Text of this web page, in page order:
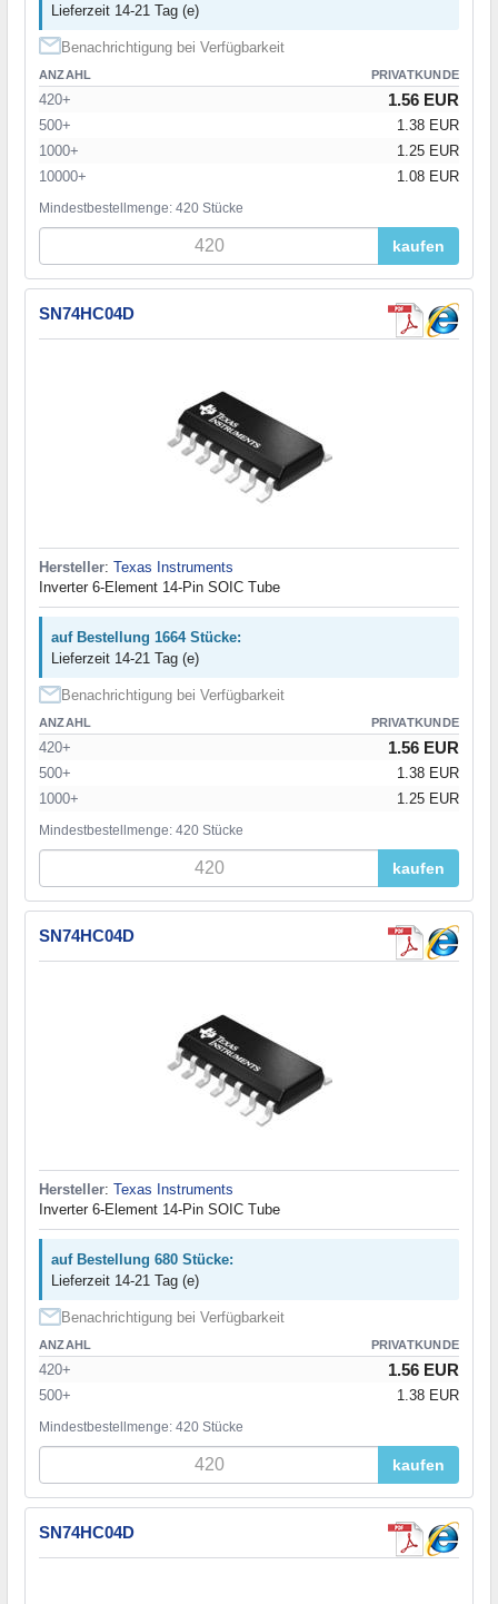
Lieferzeit 14-21 Tag (e)
Benachrichtigung bei Verfügbarkeit
ANZAHL PRIVATKUNDE
420+ 1.56 EUR
500+
1.38 EUR
1000+
1.25 EUR
10000+
1.08 EUR
Mindestbestellmenge: 420 Stücke
kaufen
SN74HC04D
Hersteller: Texas Instruments
Inverter 6-Element 14-Pin SOIC Tube
auf Bestellung 1664 Stücke:
Lieferzeit 14-21 Tag (e)
Benachrichtigung bei Verfügbarkeit
ANZAHL PRIVATKUNDE
420+ 1.56 EUR
500+
1.38 EUR
1000+
1.25 EUR
Mindestbestellmenge: 420 Stücke
kaufen
SN74HC04D
Hersteller: Texas Instruments
Inverter 6-Element 14-Pin SOIC Tube
auf Bestellung 680 Stücke:
Lieferzeit 14-21 Tag (e)
Benachrichtigung bei Verfügbarkeit
ANZAHL PRIVATKUNDE
420+ 1.56 EUR
500+ 1.38 EUR
Mindestbestellmenge: 420 Stücke
kaufen
SN74HC04D